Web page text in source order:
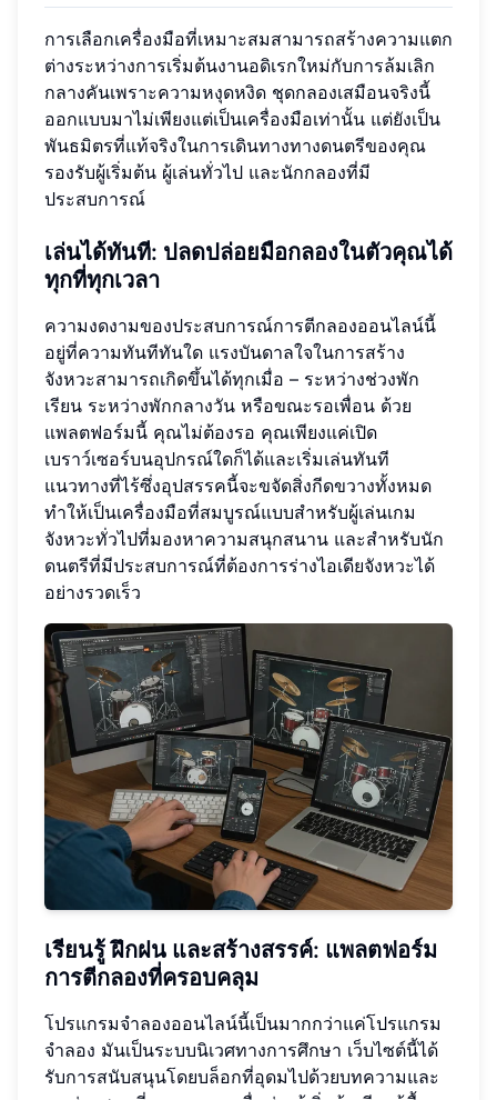
การเลือกเครื่องมือที่เหมาะสมสามารถสร้างความแตก
ต่างระหว่างการเริ่มต้นงานอดิเรกใหม่กับการล้มเลิก
กลางคันเพราะความหงุดหงิด ชุดกลองเสมือนจริงนี้
ออกแบบมาไม่เพียงแต่เป็นเครื่องมือเท่านั้น แต่ยังเป็น
พันธมิตรที่แท้จริงในการเดินทางทางดนตรีของคุณ
รองรับผู้เริ่มต้น ผู้เล่นทั่วไป และนักกลองที่มี
ประสบการณ์
เล่นได้ทันที: ปลดปล่อยมือกลองในตัวคุณได้
ทุกที่ทุกเวลา
ความงดงามของประสบการณ์การตีกลองออนไลน์นี้
อยู่ที่ความทันทีทันใด แรงบันดาลใจในการสร้าง
จังหวะสามารถเกิดขึ้นได้ทุกเมื่อ – ระหว่างช่วงพัก
เรียน ระหว่างพักกลางวัน หรือขณะรอเพื่อน ด้วย
แพลตฟอร์มนี้ คุณไม่ต้องรอ คุณเพียงแค่เปิด
เบราว์เซอร์บนอุปกรณ์ใดก็ได้และเริ่มเล่นทันที
แนวทางที่ไร้ซึ่งอุปสรรคนี้จะขจัดสิ่งกีดขวางทั้งหมด
ทำให้เป็นเครื่องมือที่สมบูรณ์แบบสำหรับผู้เล่นเกม
จังหวะทั่วไปที่มองหาความสนุกสนาน และสำหรับนัก
ดนตรีที่มีประสบการณ์ที่ต้องการร่างไอเดียจังหวะได้
อย่างรวดเร็ว
เรียนรู้ ฝึกฝน และสร้างสรรค์: แพลตฟอร์ม
การตีกลองที่ครอบคลุม
โปรแกรมจำลองออนไลน์นี้เป็นมากกว่าแค่โปรแกรม
จำลอง มันเป็นระบบนิเวศทางการศึกษา เว็บไซต์นี้ได้
รับการสนับสนุนโดยบล็อกที่อุดมไปด้วยบทความและ